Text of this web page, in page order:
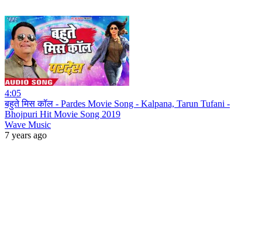
4:05
बहुते मिस कॉल - Pardes Movie Song - Kalpana, Tarun Tufani -
Bhojpuri Hit Movie Song 2019
Wave Music
7 years ago